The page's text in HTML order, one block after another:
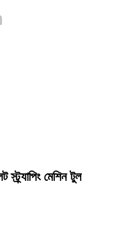
স্ট্র্যাপিং মেশিন টুল